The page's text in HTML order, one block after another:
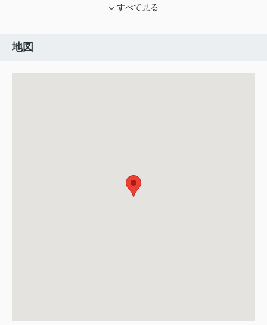
すべて見る
地図